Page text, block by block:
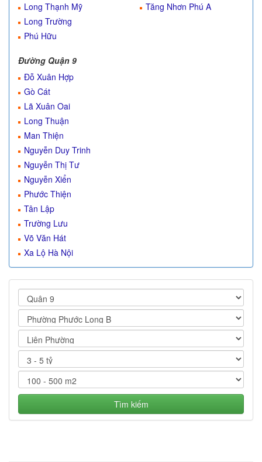
Long Thạnh Mỹ
Long Trường
Phú Hữu
Tăng Nhơn Phú A
Đường Quận 9
Đỗ Xuân Hợp
Gò Cát
Lã Xuân Oai
Long Thuận
Man Thiện
Nguyễn Duy Trinh
Nguyễn Thị Tư
Nguyễn Xiển
Phước Thiện
Tân Lập
Trường Lưu
Võ Văn Hát
Xa Lộ Hà Nội
Tìm kiếm